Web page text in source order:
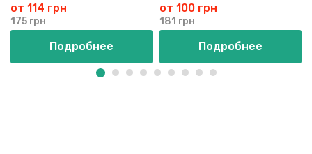
от 114 грн
175 грн
Подробнее
от 100 грн
181 грн
Подробнее